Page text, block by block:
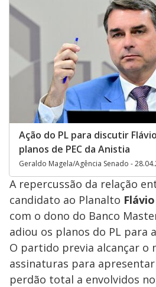
Ação do PL para discutir
planos de PEC da Anistia
Geraldo Magela/Agência Senado -
A repercussão da relação
candidato ao Planalto
com o dono do Banco
adiou os planos do PL para a
O partido previa alcançar o
assinaturas para
perdão total a envolvidos